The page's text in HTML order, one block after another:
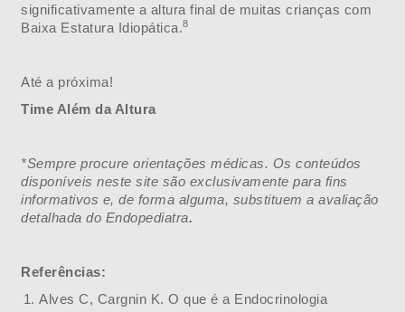
significativamente a altura final de muitas crianças com
Baixa Estatura Idiopática.8
Até a próxima!
Time Além da Altura
*Sempre procure orientações médicas. Os conteúdos
disponíveis neste site são exclusivamente para fins
informativos e, de forma alguma, substituem a avaliação
detalhada do Endopediatra.
Referências:
Alves C, Cargnin K. O que é a Endocrinologia